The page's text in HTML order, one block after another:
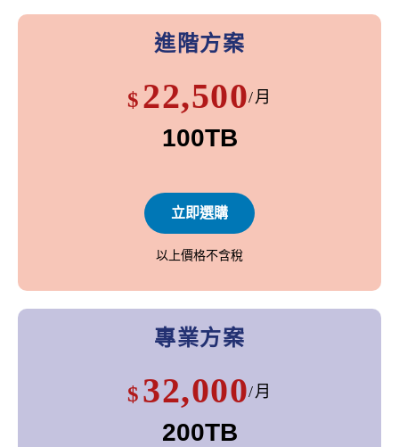
進階方案
$ 22,500/月
100TB
立即選購
以上價格不含稅
專業方案
$ 32,000/月
200TB